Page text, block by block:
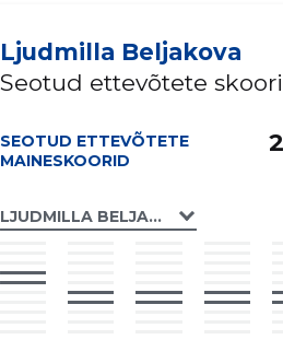
Ljudmilla Beljakova
Seotud ettevõtete
SEOTUD ETTEVÕTETE
MAINESKOORID
LJUDMILLA BELJAKOVA FIE